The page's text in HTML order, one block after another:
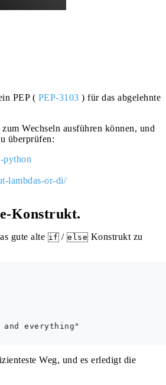
PEP ( PEP-3103 ) für das abgelehnte
Wechseln ausführen können, und
überprüfen:
python
lambdas-or-di/
Konstrukt.
gute alte if / else Konstrukt zu
everything"
Weg, und es erledigt die